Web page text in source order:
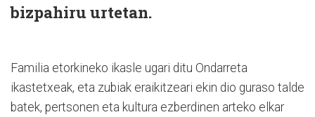
bizpahiru urtetan.
Familia etorkineko ikasle ugari ditu Ondarreta
ikastetxeak, eta zubiak eraikitzeari ekin dio guraso talde
batek, pertsonen eta kultura ezberdinen arteko elkar